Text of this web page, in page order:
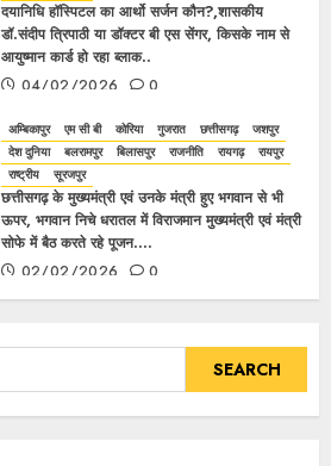
दयानिधि हॉस्पिटल का आर्थो सर्जन कौन?,शासकीय
डॉ.संदीप त्रिपाठी या डॉक्टर बी एस सेंगर, किसके नाम से
आयुष्मान कार्ड हो रहा ब्लाक..
04/02/2026
0
अम्बिकापुर एम सी बी कोरिया गुजरात छत्तीसगढ़
जशपुर
देश दुनिया
बलरामपुर बिलासपुर राजनीति रायगढ़
रायपुर
राष्ट्रीय
सूरजपुर
छत्तीसगढ़ के मुख्यमंत्री एवं उनके मंत्री हुए भगवान से भी
ऊपर, भगवान निचे धरातल में विराजमान मुख्यमंत्री एवं मंत्री
सोफे में बैठ करते रहे पूजन….
02/02/2026
0